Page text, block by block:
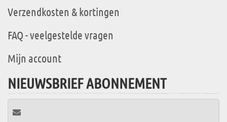
Verzendkosten & kortingen
FAQ - veelgestelde vragen
Mijn account
NIEUWSBRIEF ABONNEMENT